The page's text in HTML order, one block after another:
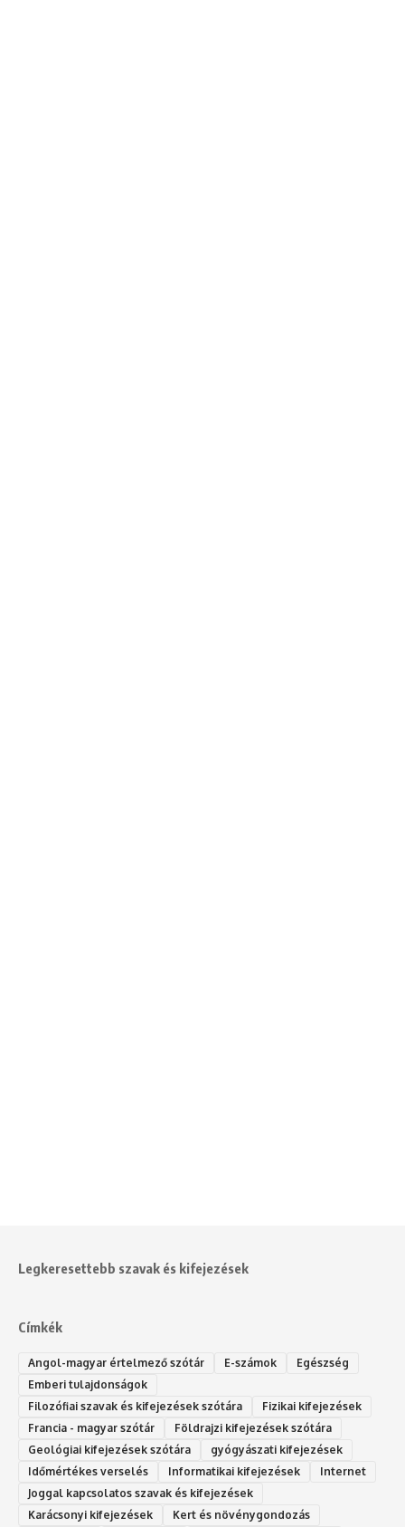
Legkeresettebb szavak és kifejezések
Címkék
Angol-magyar értelmező szótár E-számok
Egészség
Emberi tulajdonságok
Filozófiai szavak és kifejezések szótára
Fizikai kifejezések
Francia - magyar szótár
Földrajzi kifejezések szótára
Geológiai kifejezések szótára
gyógyászati kifejezések
Időmértékes verselés
Informatikai kifejezések
Internet
Joggal kapcsolatos szavak és kifejezések
Karácsonyi kifejezések
Kert és növénygondozás